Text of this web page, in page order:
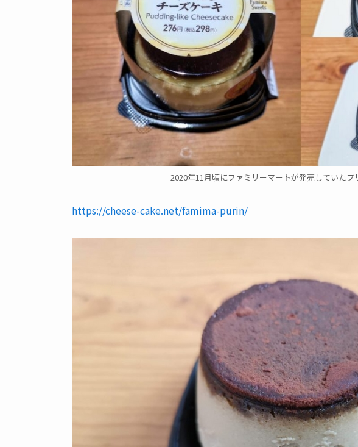
2020年11月頃にファミリーマートが発売していた
https://cheese-cake.net/famima-purin/